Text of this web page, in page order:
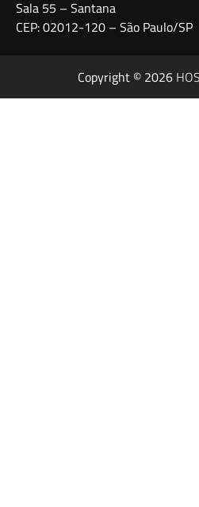
Sala 55 – Santana
CEP: 02012-120 – São Paulo/SP
Copyright © 2026